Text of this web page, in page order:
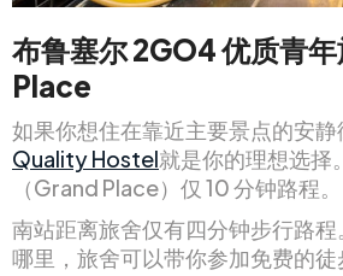
布鲁塞尔 2GO4 优质青
Place
如果你想住在靠近主要景点的安静
Quality Hostel就是你的理想选择
（Grand Place）仅 10 分钟路程。
南站距离旅舍仅有四分钟步行路
哪里，旅舍可以带你参加免费的徒